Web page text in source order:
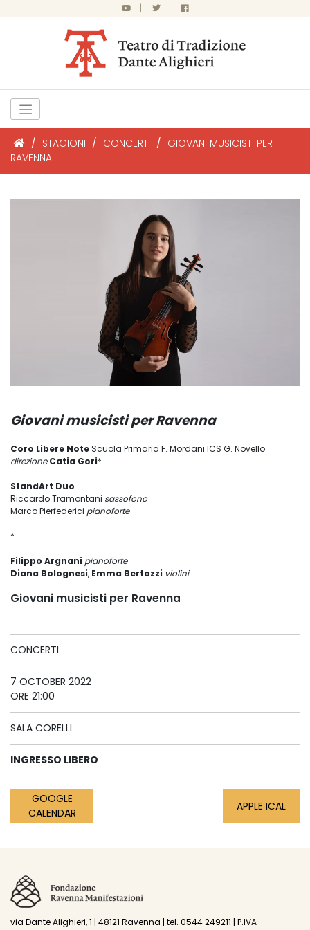
| |
/ STAGIONI / CONCERTI / GIOVANI MUSICISTI PER
RAVENNA
Giovani musicisti per Ravenna
Coro Libere NoteScuola Primaria F. Mordani ICS G. Novello
direzione Catia Gori*
StandArt Duo
Riccardo Tramontani sassofono
Marco Pierfederici pianoforte
*
Filippo Argnani pianoforte
Diana Bolognesi, Emma Bertozzi violini
Giovani musicisti per Ravenna
CONCERTI
7 OCTOBER 2022
ORE 21:00
SALA CORELLI
INGRESSO LIBERO
GOOGLE
CALENDAR
APPLE ICAL
via Dante Alighieri, 1 | 48121 Ravenna | tel. 0544 249211 | P.IVA